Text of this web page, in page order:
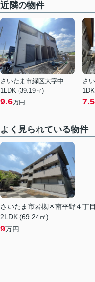
近隣の物件
さいたま市緑区大字中野田
1LDK (39.19㎡)
9.6万円 7.5
よく見られている物件
さいたま市岩槻区南平野４丁目
2LDK (69.24㎡)
9万円